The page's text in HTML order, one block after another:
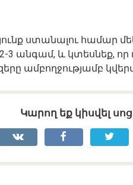
ստանալու համար
3 անգամ, և կտեսնեք, որ
ամբողջությամբ
Կարող եք կիսվել